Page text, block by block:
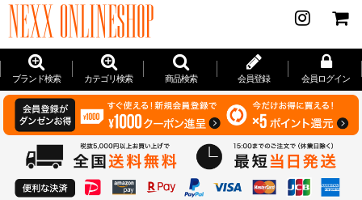
ブランド検索 カテゴリ検索 商品検索 会員登録 会員ログイン